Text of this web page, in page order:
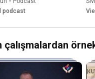
podcast
çalışmalardan